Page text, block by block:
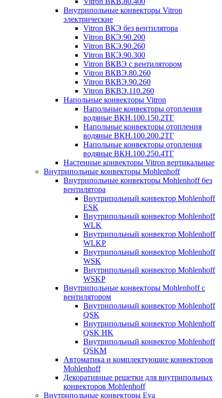
Внутрипольные конвекторы Vitron
электрические
Vitron ВКЭ без вентилятора
Vitron ВКЭ.90.200
Vitron ВКЭ.90.260
Vitron ВКЭ.90.300
Vitron ВКВЭ с вентилятором
Vitron ВКВЭ.80.260
Vitron ВКВЭ.90.260
Vitron ВКВЭ.110.260
Напольные конвекторы Vitron
Напольные конвекторы отопления
водяные ВКН.100.150.2ТГ
Напольные конвекторы отопления
водяные ВКН.100.200.2ТГ
Напольные конвекторы отопления
водяные ВКН.100.250.4ТГ
Настенные конвекторы Vitron вертикальные
Внутрипольные конвекторы Mohlenhoff
Внутрипольные конвекторы Mohlenhoff без
вентилятора
Внутрипольный конвектор Mohlenhoff
ESK
Внутрипольный конвектор Mohlenhoff
WLK
Внутрипольный конвектор Mohlenhoff
WLKP
Внутрипольный конвектор Mohlenhoff
WSK
Внутрипольный конвектор Mohlenhoff
WSKP
Внутрипольные конвекторы Mohlenhoff с
вентилятором
Внутрипольный конвектор Mohlenhoff
QSK
Внутрипольный конвектор Mohlenhoff
QSK HK
Внутрипольный конвектор Mohlenhoff
QSKM
Автоматика и комплектующие конвекторов
Mohlenhoff
Декоративные решетки для внутрипольных
конвекторов Mohlenhoff
Внутрипольные конвекторы Eva